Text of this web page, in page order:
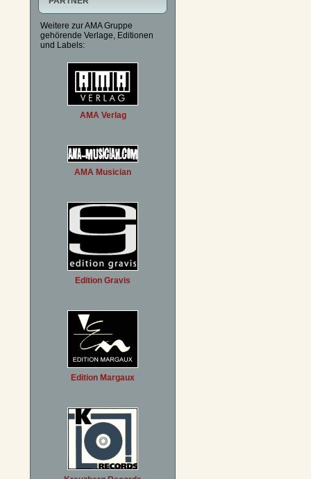
Weitere zur AMA Gruppe
gehörende Verlage, Editionen
und Labels:
AMA Verlag
AMA Musician
Edition Gravis
Edition Margaux